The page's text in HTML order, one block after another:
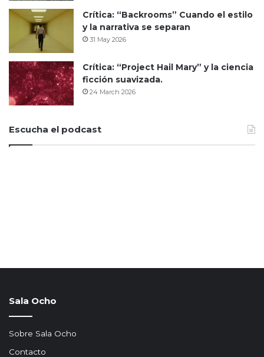
Crítica: “Backrooms” Cuando el estilo
y la narrativa se separan
31 May 2026
Crítica: “Project Hail Mary” y la ciencia
ficción suavizada.
24 March 2026
Escucha el podcast
Sala Ocho
Sobre Sala Ocho
Contacto